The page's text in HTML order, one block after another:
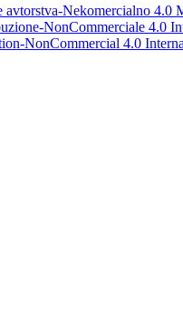
Nekomercialno 4.0
NonCommerciale 4.0
NonCommercial 4.0